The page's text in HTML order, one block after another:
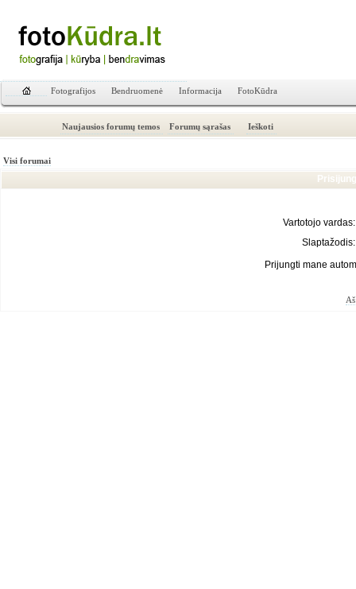
Fotografijos Bendruomenė Informacija FotoKūdra
Naujausios forumų temos Forumų sąrašas Ieškoti
Visi forumai
Vartotojo vardas:
Slaptažodis:
Prijungti mane